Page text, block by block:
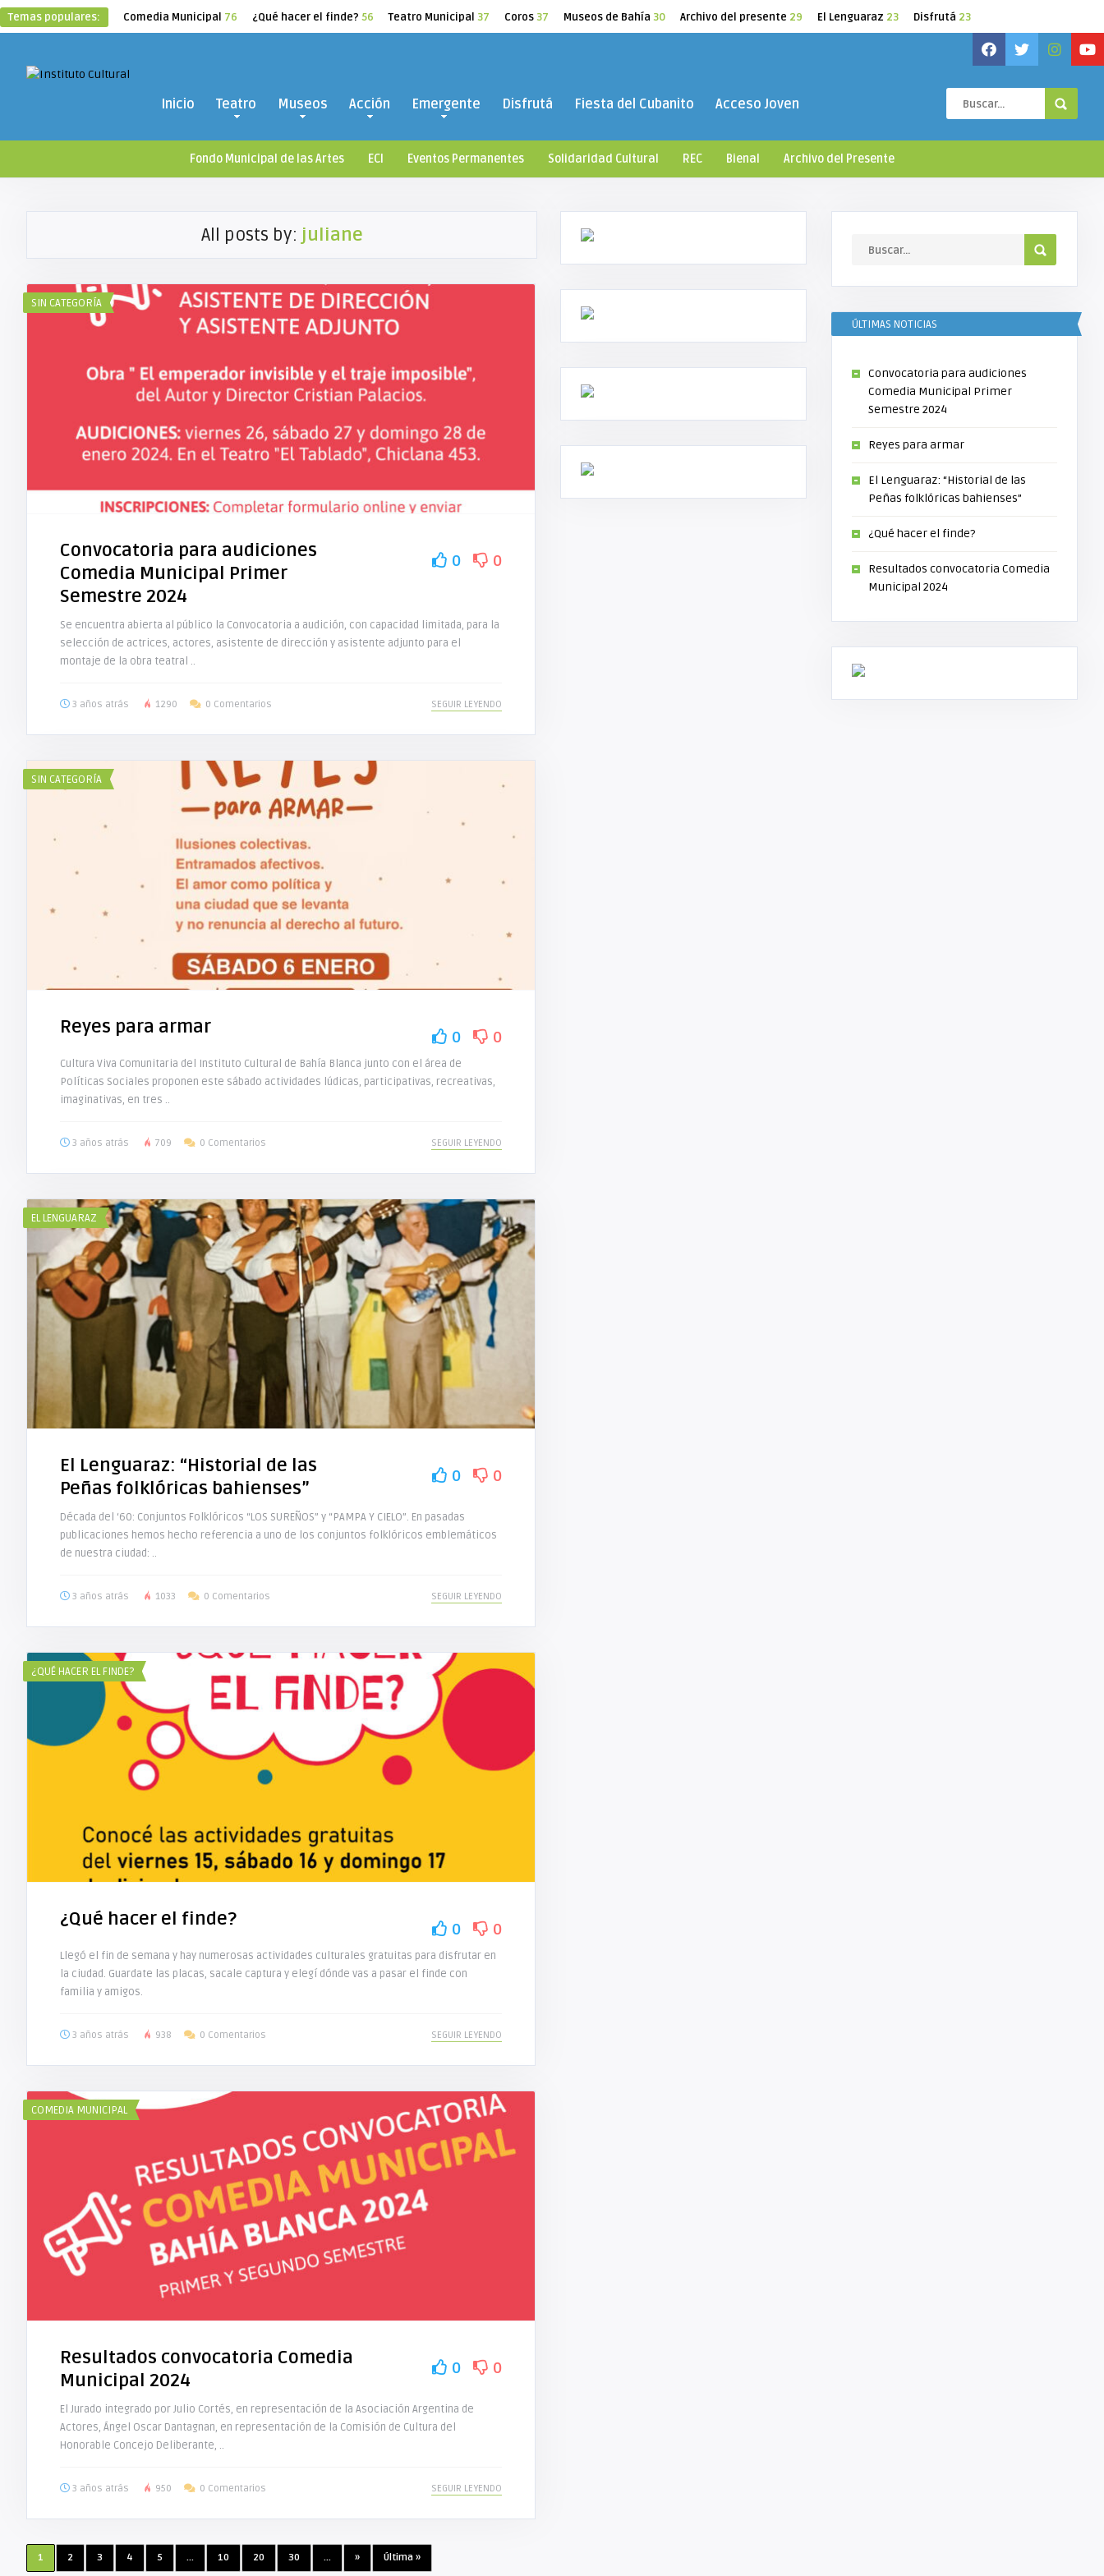
Temas populares: Comedia Municipal 76 ¿Qué hacer el finde? 56 Teatro Municipal 37 Coros 37 Museos de Bahía 30 Archivo del presente 29 El Lenguaraz 23 Disfrutá 23
Inicio Teatro Museos Acción Emergente Disfrutá Fiesta del Cubanito Acceso Joven
Fondo Municipal de las Artes ECI Eventos Permanentes Solidaridad Cultural REC Bienal Archivo del Presente
All posts by: juliane
SIN CATEGORÍA
Convocatoria para audiciones
Comedia Municipal Primer
Semestre 2024
0 0
Se encuentra abierta al público la Convocatoria a audición, con capacidad limitada, para la
selección de actrices, actores, asistente de dirección y asistente adjunto para el
montaje de la obra teatral ..
3 años atrás 1290 0 Comentarios SEGUIR LEYENDO
SIN CATEGORÍA
Reyes para armar 0 0
Cultura Viva Comunitaria del Instituto Cultural de Bahía Blanca junto con el área de
Políticas Sociales proponen este sábado actividades lúdicas, participativas, recreativas,
imaginativas, en tres ..
3 años atrás 709 0 Comentarios SEGUIR LEYENDO
EL LENGUARAZ
El Lenguaraz: “Historial de las
Peñas folklóricas bahienses”
0 0
Década del ‘60: Conjuntos Folklóricos “LOS SUREÑOS” y “PAMPA Y CIELO”. En pasadas
publicaciones hemos hecho referencia a uno de los conjuntos folklóricos emblemáticos
de nuestra ciudad: ..
3 años atrás 1033 0 Comentarios SEGUIR LEYENDO
¿QUÉ HACER EL FINDE?
¿Qué hacer el finde? 0 0
Llegó el fin de semana y hay numerosas actividades culturales gratuitas para disfrutar en
la ciudad. Guardate las placas, sacale captura y elegí dónde vas a pasar el finde con
familia y amigos.
3 años atrás 938 0 Comentarios SEGUIR LEYENDO
COMEDIA MUNICIPAL
Resultados convocatoria Comedia
Municipal 2024
0 0
El Jurado integrado por Julio Cortés, en representación de la Asociación Argentina de
Actores, Ángel Oscar Dantagnan, en representación de la Comisión de Cultura del
Honorable Concejo Deliberante, ..
3 años atrás 950 0 Comentarios SEGUIR LEYENDO
1 2 3 4 5 ... 10 20 30 ... » Última »
ÚLTIMAS NOTICIAS
Convocatoria para audiciones
Comedia Municipal Primer
Semestre 2024
Reyes para armar
El Lenguaraz: “Historial de las
Peñas folklóricas bahienses”
¿Qué hacer el finde?
Resultados convocatoria Comedia
Municipal 2024